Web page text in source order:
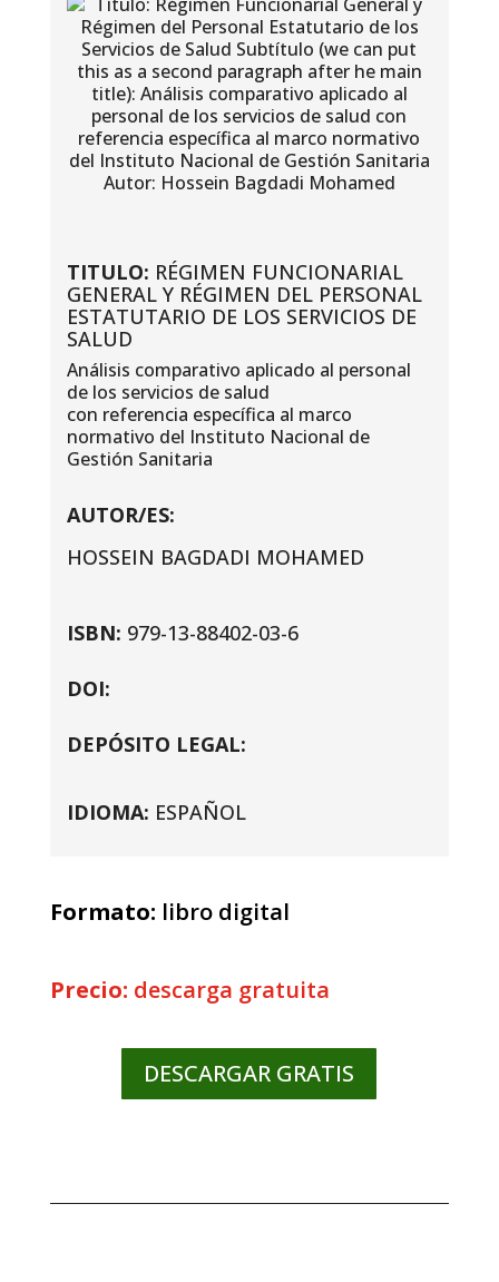
TITULO: RÉGIMEN FUNCIONARIAL
GENERAL Y RÉGIMEN DEL PERSONAL
ESTATUTARIO DE LOS SERVICIOS DE
SALUD
Análisis comparativo aplicado al personal
de los servicios de salud
con referencia específica al marco
normativo del Instituto Nacional de
Gestión Sanitaria
AUTOR/ES:
HOSSEIN BAGDADI MOHAMED
ISBN: 979-13-88402-03-6
DOI:
DEPÓSITO LEGAL:
IDIOMA: ESPAÑOL
Formato: libro digital
Precio: descarga gratuita
DESCARGAR GRATIS